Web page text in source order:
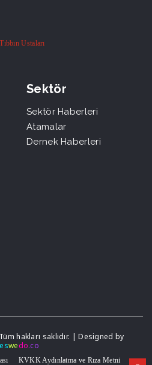
Sektör
Sektör Haberleri
Atamalar
Dernek Haberleri
hakları saklıdır. | Designed by
wedo.co
KVKK Aydınlatma ve Rıza Metni